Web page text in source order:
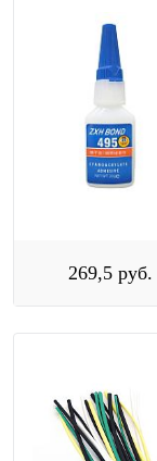
269,5 руб.